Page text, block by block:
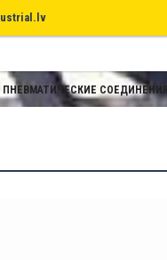
ПНЕВМАТИЧЕСКИЕ СОЕДИНЕНИЯ